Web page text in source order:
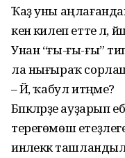
Ҡаҙ уны
кенә килеп етте лә,
Унан “ғы-ғы-ғы”
ла нығыраҡ
– Йә, ҡабул итәңме?
Бәпкәләрҙе ауҙарып
терегөмөш
инәлеккә